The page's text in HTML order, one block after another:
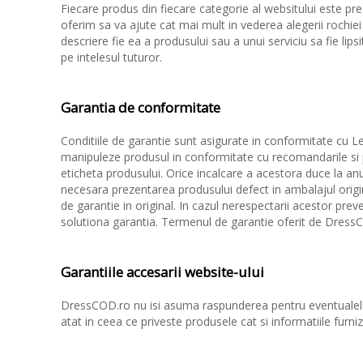
Fiecare produs din fiecare categorie al websitului este
oferim sa va ajute cat mai mult in vederea alegerii
descriere fie ea a produsului sau a unui serviciu sa fie
pe intelesul tuturor.
Garantia de conformitate
Conditiile de garantie sunt asigurate in conformitate cu
manipuleze produsul in conformitate cu recomandarile
eticheta produsului. Orice incalcare a acestora duce la
necesara prezentarea produsului defect in ambalajul
de garantie in original. In cazul nerespectarii acestor
solutiona garantia. Termenul de garantie oferit de
Garantiile accesarii website-ului
DressCOD.ro nu isi asuma raspunderea pentru
atat in ceea ce priveste produsele cat si informatiile